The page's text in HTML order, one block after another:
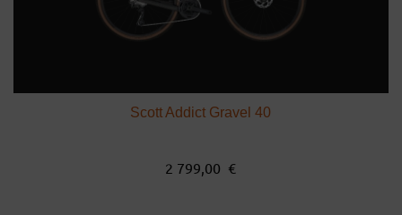
Scott Addict Gravel 40
2 799,00 €